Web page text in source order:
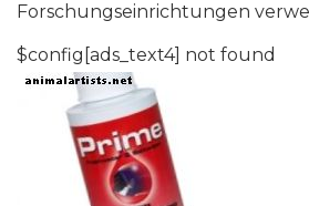
Forschungseinrichtungen
$config[ads_text4] not found